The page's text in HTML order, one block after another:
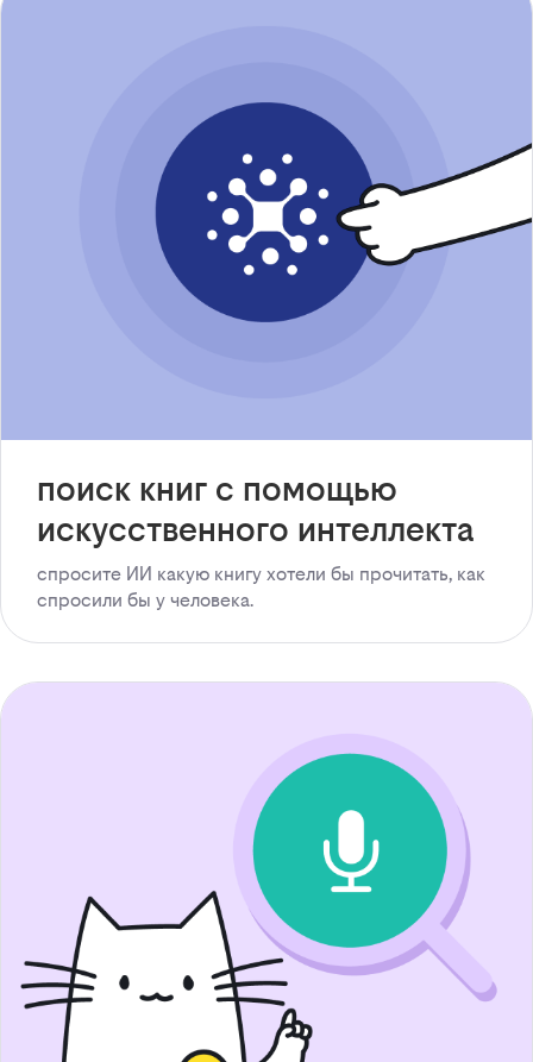
поиск книг с помощью
искусственного интеллекта
спросите ИИ какую книгу хотели бы прочитать, как
спросили бы у человека.